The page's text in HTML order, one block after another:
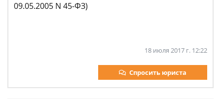
09.05.2005 N 45-ФЗ)
18 июля 2017 г. 12:22
Спросить юриста